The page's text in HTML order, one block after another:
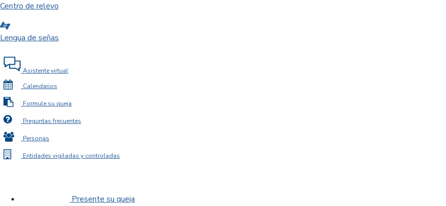
Centro de relevo
Lengua de señas
Asistente virtual
Calendarios
Formule su queja
Preguntas frecuentes
Personas
Entidades vigiladas y controladas
Presente su queja